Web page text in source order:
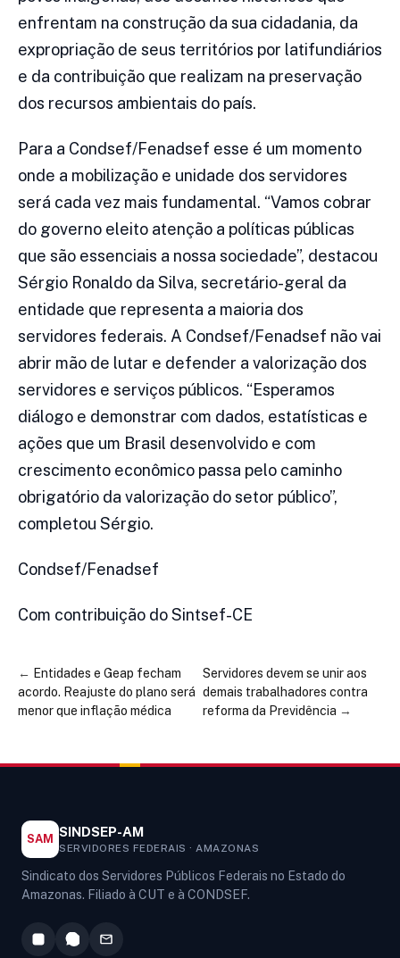
enfrentam na construção da sua cidadania, da
expropriação de seus territórios por latifundiários
e da contribuição que realizam na preservação
dos recursos ambientais do país.
Para a Condsef/Fenadsef esse é um momento
onde a mobilização e unidade dos servidores
será cada vez mais fundamental. “Vamos cobrar
do governo eleito atenção a políticas públicas
que são essenciais a nossa sociedade”, destacou
Sérgio Ronaldo da Silva, secretário-geral da
entidade que representa a maioria dos
servidores federais. A Condsef/Fenadsef não vai
abrir mão de lutar e defender a valorização dos
servidores e serviços públicos. “Esperamos
diálogo e demonstrar com dados, estatísticas e
ações que um Brasil desenvolvido e com
crescimento econômico passa pelo caminho
obrigatório da valorização do setor público”,
completou Sérgio.
Condsef/Fenadsef
Com contribuição do Sintsef-CE
← Entidades e Geap fecham
acordo. Reajuste do plano será
menor que inflação médica
Servidores devem se unir aos
demais trabalhadores contra
reforma da Previdência →
SAM SINDSEP-AM
SERVIDORES FEDERAIS · AMAZONAS
Sindicato dos Servidores Públicos Federais no Estado do
Amazonas. Filiado à CUT e à CONDSEF.